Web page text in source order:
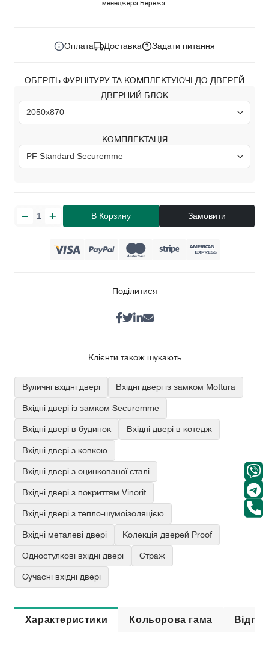
менеджера Бережа.
Оплата Доставка Задати питання
ОБЕРІТЬ ФУРНІТУРУ ТА КОМПЛЕКТУЮЧІ ДО ДВЕРЕЙ
ДВЕРНИЙ БЛОК
КОМПЛЕКТАЦІЯ
В Корзину Замовити
Поділитися
Клієнти також шукають
Вуличні вхідні двері Вхідні двері із замком Mottura
Вхідні двері із замком Securemme
Вхідні двері в будинок Вхідні двері в котедж
Вхідні двері з ковкою
Вхідні двері з оцинкованої сталі
Вхідні двері з покриттям Vinorit
Вхідні двері з тепло-шумоізоляцією
Вхідні металеві двері Колекція дверей Proof
Одностулкові вхідні двері Страж
Сучасні вхідні двері
Характеристики Кольорова гама